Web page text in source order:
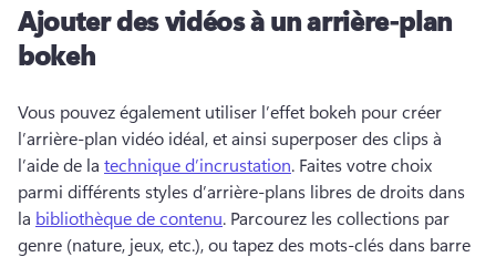
Ajouter des vidéos à un arrière-plan
bokeh
Vous pouvez également utiliser l’effet bokeh pour créer
l’arrière-plan vidéo idéal, et ainsi superposer des clips à
l’aide de la technique d’incrustation. Faites votre choix
parmi différents styles d’arrière-plans libres de droits dans
la bibliothèque de contenu. Parcourez les collections par
genre (nature, jeux, etc.), ou tapez des mots-clés dans barre